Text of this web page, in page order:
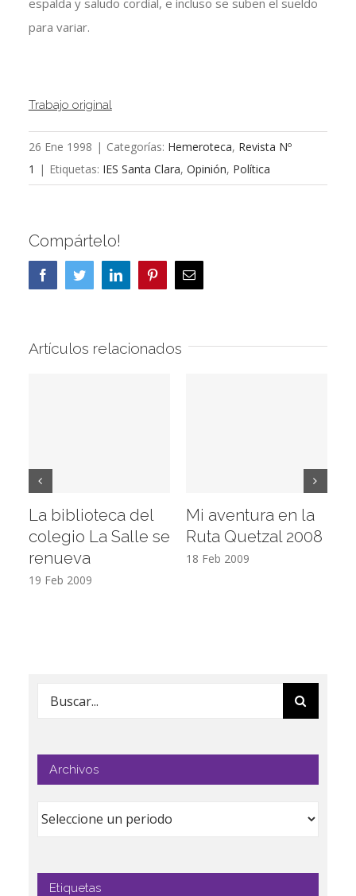
espalda y saludo cordial, e incluso se suben el sueldo
para variar.
Trabajo original
26 Ene 1998 | Categorías: Hemeroteca, Revista Nº
1 | Etiquetas: IES Santa Clara, Opinión, Política
Compártelo!
FacebookTwitterLinkedInPinterestCorreo
electrónico
Artículos relacionados
La biblioteca del
colegio La Salle se
renueva
19 Feb 2009
Mi aventura en la
Ruta Quetzal 2008
18 Feb 2009
Buscar:
Archivos
Etiquetas